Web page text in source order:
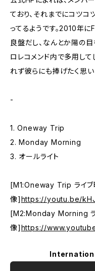
ており、それまでにコツ
ってるようです。2010年
良盤だし、なんとか陽の目
ロレコメンド内で多用して
れず彼らにも捧げたく思い
-
1. Oneway Trip
2. Monday Morning
3. オールライト
[M1:Oneway Trip ライブ
像]https://youtu.be/
[M2:Monday Morning
像]https://